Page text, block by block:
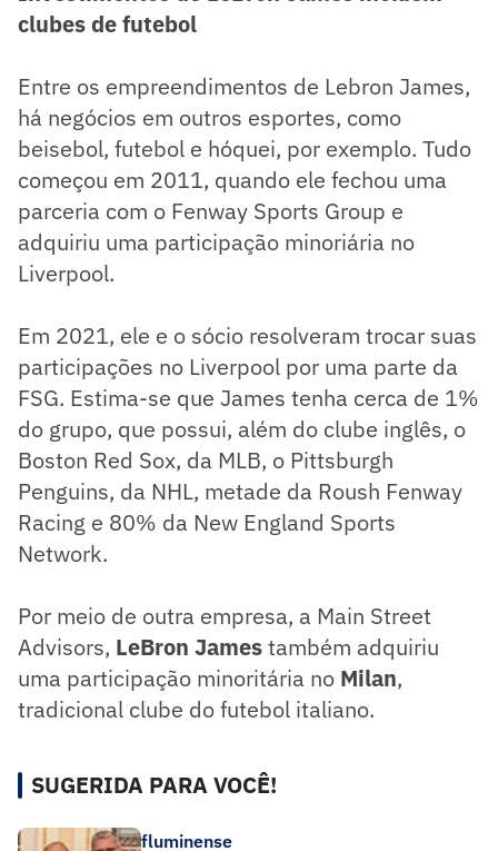
clubes de futebol
Entre os empreendimentos de Lebron James,
há negócios em outros esportes, como
beisebol, futebol e hóquei, por exemplo. Tudo
começou em 2011, quando ele fechou uma
parceria com o Fenway Sports Group e
adquiriu uma participação minoriária no
Liverpool.
Em 2021, ele e o sócio resolveram trocar suas
participações no Liverpool por uma parte da
FSG. Estima-se que James tenha cerca de 1%
do grupo, que possui, além do clube inglês, o
Boston Red Sox, da MLB, o Pittsburgh
Penguins, da NHL, metade da Roush Fenway
Racing e 80% da New England Sports
Network.
Por meio de outra empresa, a Main Street
Advisors, LeBron Jamestambém adquiriu
uma participação minoritária no Milan,
tradicional clube do futebol italiano.
SUGERIDA PARA VOCÊ!
fluminense